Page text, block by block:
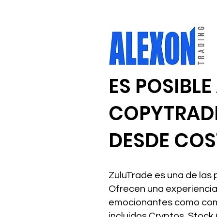
ES
DESDE
ZuluTrade es una de
Ofrecen una
emocionantes como